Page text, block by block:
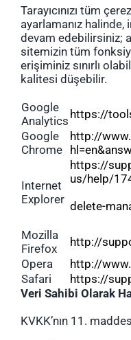
Tarayıcınızı tüm
ayarlamanız
devam edebilirsiniz;
sitemizin tüm
erişiminiz sınırlı
kalitesi düşebilir.
Google
Analytics https://
Google
Chrome
http://
Internet
Explorer
https://
us/help/
delete-
Mozilla
Firefox
http://
Opera
http://
Safari
https://
Veri Sahibi Olarak
KVKK’nın 11.